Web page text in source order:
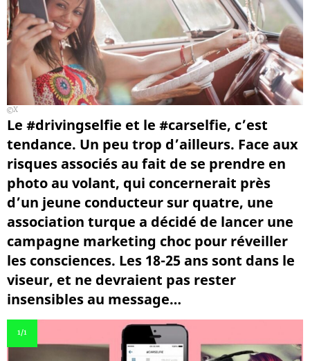
X
Le #drivingselfie et le #carselfie, c’est
tendance. Un peu trop d’ailleurs. Face aux
risques associés au fait de se prendre en
photo au volant, qui concernerait près
d’un jeune conducteur sur quatre, une
association turque a décidé de lancer une
campagne marketing choc pour réveiller
les consciences. Les 18-25 ans sont dans le
viseur, et ne devraient pas rester
insensibles au message…
1/1